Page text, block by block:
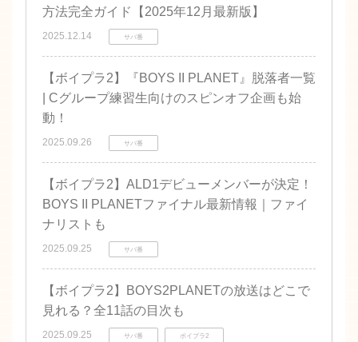
方法完全ガイド【2025年12月最新版】
2025.12.14 サバ番
【ボイプラ2】『BOYS II PLANET』脱落者一覧
| Cグループ練習生向けのスピンオフ企画も始
動！
2025.09.26 サバ番
【ボイプラ2】ALD1デビューメンバーが決定！
BOYS II PLANETファイナル最新情報｜ファイ
ナリストも
2025.09.25 サバ番
【ボイプラ2】BOYS2PLANETの放送はどこで
見れる？全11話の目次も
2025.09.25 サバ番 ボイプラ2